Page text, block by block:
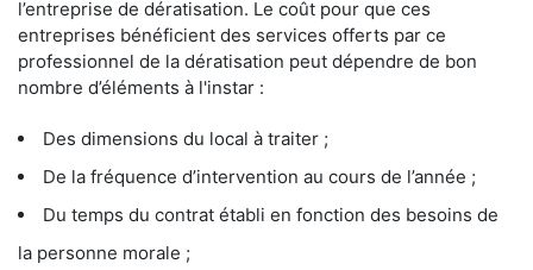
l’entreprise de dératisation. Le coût pour que ces
entreprises bénéficient des services offerts par ce
professionnel de la dératisation peut dépendre de bon
nombre d’éléments à l'instar :
Des dimensions du local à traiter ;
De la fréquence d’intervention au cours de l’année ;
Du temps du contrat établi en fonction des besoins de
la personne morale ;